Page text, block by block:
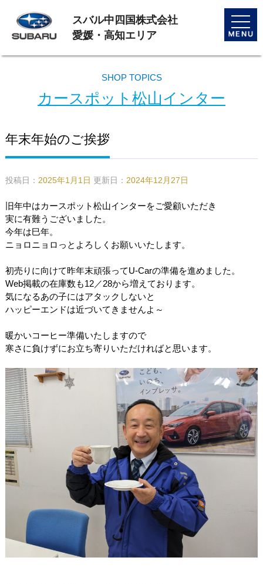
toggle
スバル中四国株式会社
愛媛・高知エリア
SHOP TOPICS
カースポット松山インター
年末年始のご挨拶
投稿日： 2025年1月1日 更新日： 2024年12月27日
旧年中はカースポット松山インターをご愛顧いただき
実に有難うございました。
今年は巳年。
ニョロニョロっとよろしくお願いいたします。
初売りに向けて昨年末頑張ってU-Carの準備を進めました。
Web掲載の在庫数も12／28から増えております。
気になるあの子にはアタックしないと
ハッピーエンドは近づいてきませんよ～
暖かいコーヒー準備いたしますので
寒さに負けずにお立ち寄りいただければと思います。